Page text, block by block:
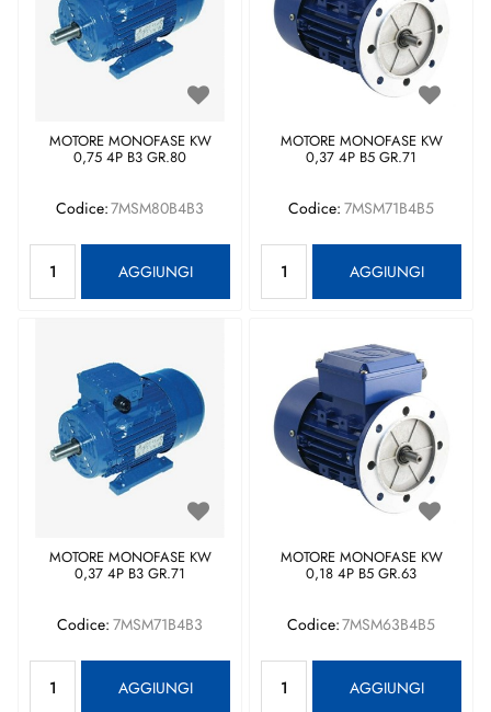
MOTORE MONOFASE KW
0,75 4P B3 GR.80
Codice:7MSM80B4B3
AGGIUNGI
MOTORE MONOFASE KW
0,37 4P B5 GR.71
Codice: 7MSM71B4B5
AGGIUNGI
MOTORE MONOFASE KW
0,37 4P B3 GR.71
Codice: 7MSM71B4B3
AGGIUNGI
MOTORE MONOFASE KW
0,18 4P B5 GR.63
Codice:7MSM63B4B5
AGGIUNGI